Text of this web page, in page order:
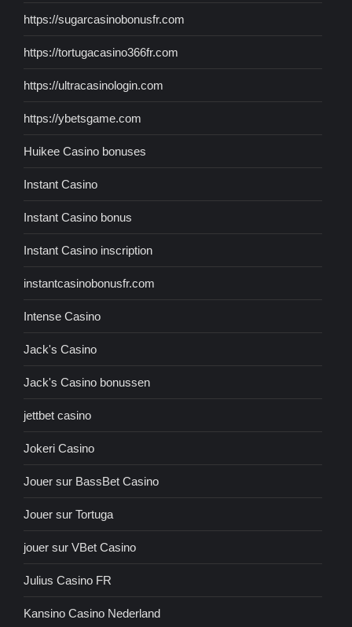
https://sugarcasinobonusfr.com
https://tortugacasino366fr.com
https://ultracasinologin.com
https://ybetsgame.com
Huikee Casino bonuses
Instant Casino
Instant Casino bonus
Instant Casino inscription
instantcasinobonusfr.com
Intense Casino
Jack's Casino
Jack's Casino bonussen
jettbet casino
Jokeri Casino
Jouer sur BassBet Casino
Jouer sur Tortuga
jouer sur VBet Casino
Julius Casino FR
Kansino Casino Nederland